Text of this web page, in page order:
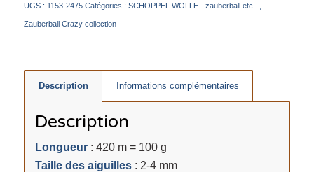
UGS : 1153-2475 Catégories : SCHOPPEL WOLLE - zauberball etc...
Zauberball Crazy collection
Description Informations complémentaires
Description
Longueur: 420 m = 100 g
Taille des aiguilles: 2-4 mm